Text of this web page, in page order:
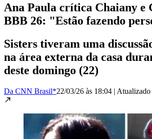
Ana Paula crítica Chaiany e
BBB 26: "Estão fazendo
Sisters tiveram uma
na área externa da casa
deste domingo (22)
Da CNN Brasil*22/03/26 às 18:04 | Atualizado